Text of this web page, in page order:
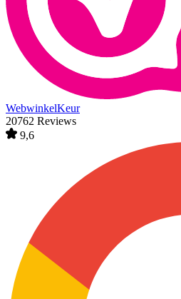
WebwinkelKeur
20762 Reviews
9,6